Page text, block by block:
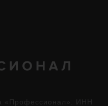
«Профессионал». ИНН